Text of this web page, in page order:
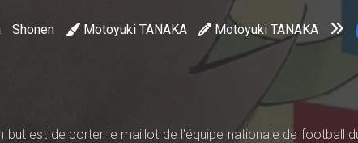
Shonen Motoyuki TANAKA Motoyuki TANAKA
but est de porter le maillot de l'équipe nationale de football